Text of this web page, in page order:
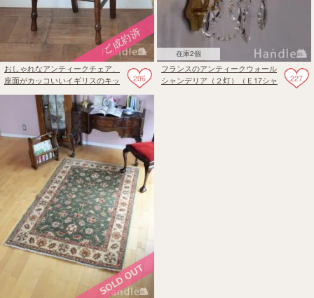
206
おしゃれなアンティークチェア、
座面がカッコいいイギリスのキッ
チンチェア
在庫2個
227
フランスのアンティークウォール
シャンデリア（２灯）（Ｅ17シャ